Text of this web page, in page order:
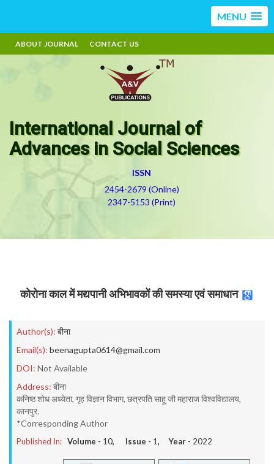
MENU
ABOUT JOURNAL CONTACT US
International Journal of
Advances in Social Sciences
ISSN
2454-2679 (Online)
2347-5153 (Print)
कोरोना काल में मद्यपानी अभिभावकों की समस्या एवं समाधान
Author(s): बीना
Email(s): beenagupta0614@gmail.com
DOI: Not Available
Address: बीना
कनिष्ठ शोध अध्येता, गृह विज्ञान विभाग, छत्रपति साहू जी महाराज विश्वविद्यालय,
कानपुर.
*Corresponding Author
Published In: Volume - 10, Issue - 1, Year - 2022